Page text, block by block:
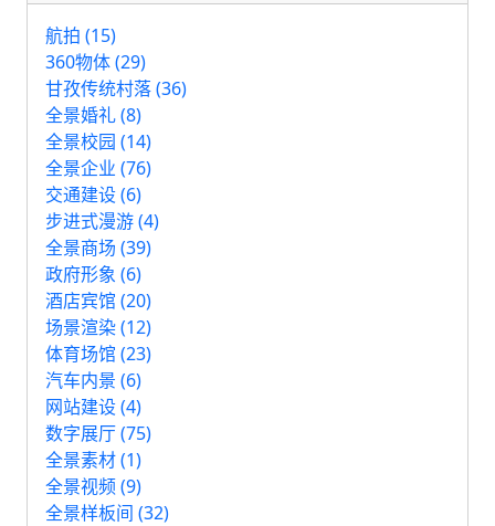
航拍 (15)
360物体 (29)
甘孜传统村落 (36)
全景婚礼 (8)
全景校园 (14)
全景企业 (76)
交通建设 (6)
步进式漫游 (4)
全景商场 (39)
政府形象 (6)
酒店宾馆 (20)
场景渲染 (12)
体育场馆 (23)
汽车内景 (6)
网站建设 (4)
数字展厅 (75)
全景素材 (1)
全景视频 (9)
全景样板间 (32)